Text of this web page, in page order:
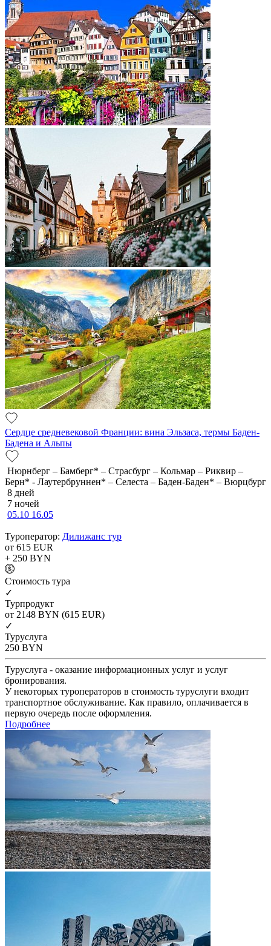
Сердце средневековой Франции: вина Эльзаса, термы Баден-
Бадена и Альпы
Нюрнберг – Бамберг* – Страсбург – Кольмар – Риквир –
Берн* - Лаутербруннен* – Селеста – Баден-Баден* – Вюрцбург
8 дней
7 ночей
05.10 16.05
Туроператор: Дилижанс тур
от 615 EUR
+ 250 BYN
Cтоимость тура
✓
Турпродукт
от 2148 BYN (615 EUR)
✓
Туруслуга
250 BYN
Туруслуга - оказание информационных услуг и услуг
бронирования.
У некоторых туроператоров в стоимость туруслуги входит
транспортное обслуживание. Как правило, оплачивается в
первую очередь после оформления.
Подробнее